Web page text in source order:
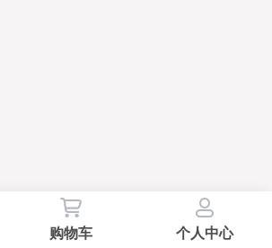
购物车 个人中心